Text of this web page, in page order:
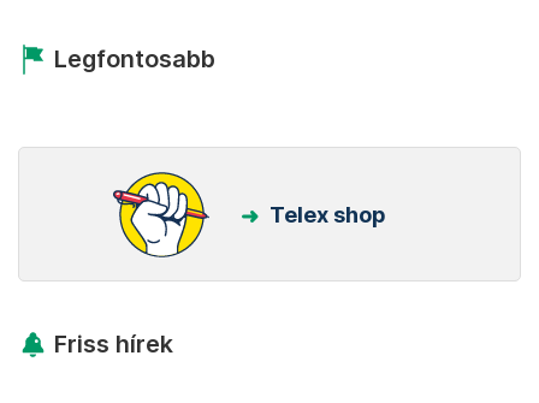
Legfontosabb
Telex shop
Friss hírek